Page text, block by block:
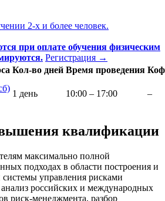
2-х и более человек.
при оплате обучения физическим
Регистрация →
Кол-во дней Время проведения
1 день 10:00 – 17:00 –
квалификации
максимально полной
подходах в области построения и
управления рисками
российских и международных
риск-менеджмента, разбор